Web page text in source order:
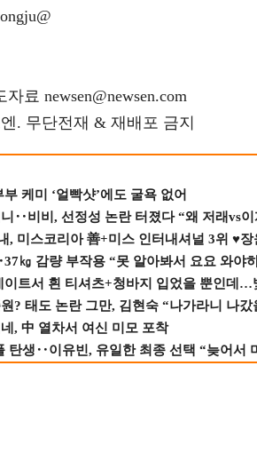
료 newsen@newsen.com
. 무단전재 & 재배포 금지
케미 ‘얼빡샷’에도 굴욕 없어
‥비비, 선정성 논란 터졌다 “왜 저래vs이
, 미스코리아 善+미스 인터내셔널 3위 ♥
㎏ 감량 부작용 “못 알아봐서 요요 와야
이트서 흰 티셔츠+청바지 입었을 뿐인데…
? 태도 논란 그만, 김현숙 “나가라니 나갔
, 中 열차서 여신 미모 포착
탄생‥이유빈, 유일한 최종 선택 “늦어서